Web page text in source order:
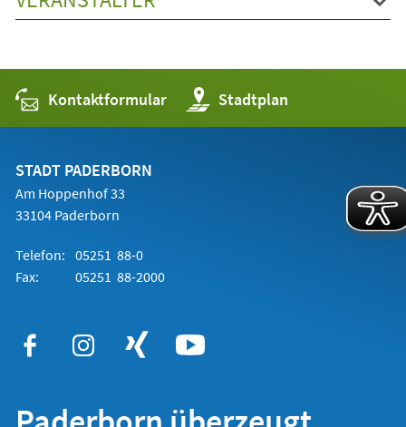
Kontaktformular Stadtplan
(Öffnet
in
einem
STADT PADERBORN
Am Hoppenhof 33
33104 Paderborn
Telefon: 05251 88-0
Fax:
05251 88-2000